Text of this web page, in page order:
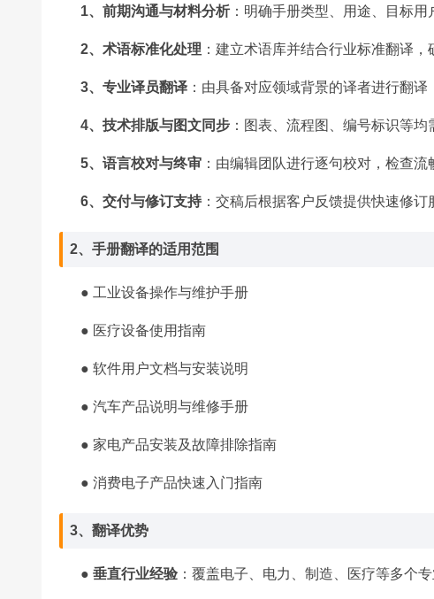
1、前期沟通与材料分析：明确手册类型、用途、目标用
2、术语标准化处理 ：建立术语库并结合行业标准翻译
3、专业译员翻译 ：由具备对应领域背景的译者进行翻译
4、技术排版与图文同步 ：图表、流程图、编号标识等
5、语言校对与终审 ：由编辑团队进行逐句校对，检查
6、交付与修订支持 ：交稿后根据客户反馈提供快速修订
2、手册翻译的适用范围
● 工业设备操作与维护手册
● 医疗设备使用指南
● 软件用户文档与安装说明
● 汽车产品说明与维修手册
● 家电产品安装及故障排除指南
● 消费电子产品快速入门指南
3、翻译优势
● 垂直行业经验 ：覆盖电子、电力、制造、医疗等多个专